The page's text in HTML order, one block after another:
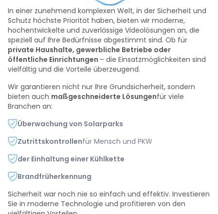
In einer zunehmend komplexen Welt, in der Sicherheit und
Schutz höchste Priorität haben, bieten wir moderne,
hochentwickelte und zuverlässige Videolösungen an, die
speziell auf Ihre Bedürfnisse abgestimmt sind. Ob für
private Haushalte, gewerbliche Betriebe oder
öffentliche Einrichtungen – die Einsatzmöglichkeiten sind
vielfältig und die Vorteile überzeugend.
Wir garantieren nicht nur Ihre Grundsicherheit, sondern
bieten auch maßgeschneiderte Lösungenfür viele
Branchen an:
Überwachung von Solarparks
Zutrittskontrollenfür Mensch und PKW
der Einhaltung einer Kühlkette
Brandfrüherkennung
Sicherheit war noch nie so einfach und effektiv. Investieren
Sie in moderne Technologie und profitieren von den